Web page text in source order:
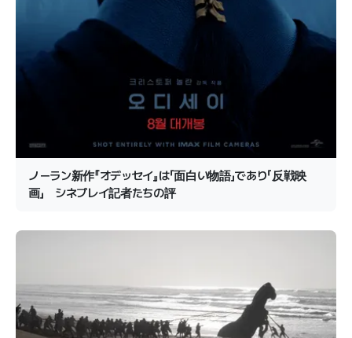
ノーラン新作『オデッセイ』は「面白い物語」であり「反戦映
画」 シネプレイ記者たちの評